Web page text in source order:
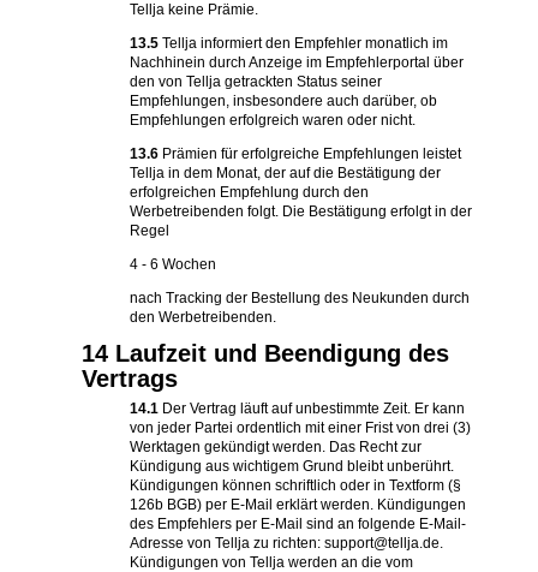
Tellja keine Prämie.
13.5 Tellja informiert den Empfehler monatlich im
Nachhinein durch Anzeige im Empfehlerportal über
den von Tellja getrackten Status seiner
Empfehlungen, insbesondere auch darüber, ob
Empfehlungen erfolgreich waren oder nicht.
13.6 Prämien für erfolgreiche Empfehlungen leistet
Tellja in dem Monat, der auf die Bestätigung der
erfolgreichen Empfehlung durch den
Werbetreibenden folgt. Die Bestätigung erfolgt in der
Regel
4 - 6 Wochen
nach Tracking der Bestellung des Neukunden durch
den Werbetreibenden.
14 Laufzeit und Beendigung des
Vertrags
14.1 Der Vertrag läuft auf unbestimmte Zeit. Er kann
von jeder Partei ordentlich mit einer Frist von drei (3)
Werktagen gekündigt werden. Das Recht zur
Kündigung aus wichtigem Grund bleibt unberührt.
Kündigungen können schriftlich oder in Textform (§
126b BGB) per E-Mail erklärt werden. Kündigungen
des Empfehlers per E-Mail sind an folgende E-Mail-
Adresse von Tellja zu richten: support@tellja.de.
Kündigungen von Tellja werden an die vom